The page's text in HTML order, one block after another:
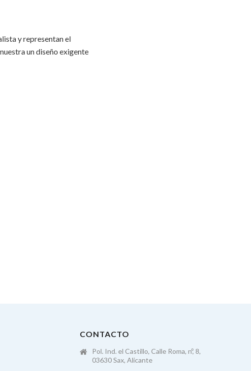
y representan el
un diseño exigente
CONTACTO
Pol. Ind. el Castillo, Calle Roma, nº, 8,
03630 Sax, Alicante